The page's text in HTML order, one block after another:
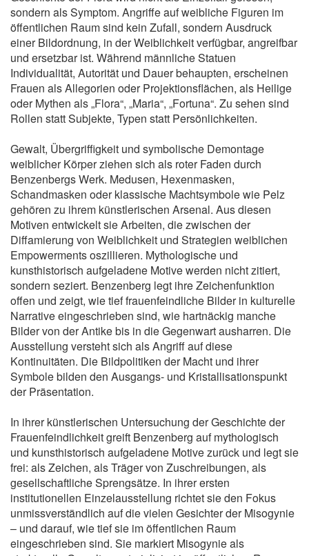
sondern als Symptom. Angriffe auf weibliche Figuren im
öffentlichen Raum sind kein Zufall, sondern Ausdruck
einer Bildordnung, in der Weiblichkeit verfügbar, angreifbar
und ersetzbar ist. Während männliche Statuen
Individualität, Autorität und Dauer behaupten, erscheinen
Frauen als Allegorien oder Projektionsflächen, als Heilige
oder Mythen als „Flora“, „Maria“, „Fortuna“. Zu sehen sind
Rollen statt Subjekte, Typen statt Persönlichkeiten.
Gewalt, Übergriffigkeit und symbolische Demontage
weiblicher Körper ziehen sich als roter Faden durch
Benzenbergs Werk. Medusen, Hexenmasken,
Schandmasken oder klassische Machtsymbole wie Pelz
gehören zu ihrem künstlerischen Arsenal. Aus diesen
Motiven entwickelt sie Arbeiten, die zwischen der
Diffamierung von Weiblichkeit und Strategien weiblichen
Empowerments oszillieren. Mythologische und
kunsthistorisch aufgeladene Motive werden nicht zitiert,
sondern seziert. Benzenberg legt ihre Zeichenfunktion
offen und zeigt, wie tief frauenfeindliche Bilder in kulturelle
Narrative eingeschrieben sind, wie hartnäckig manche
Bilder von der Antike bis in die Gegenwart ausharren. Die
Ausstellung versteht sich als Angriff auf diese
Kontinuitäten. Die Bildpolitiken der Macht und ihrer
Symbole bilden den Ausgangs- und Kristallisationspunkt
der Präsentation.
In ihrer künstlerischen Untersuchung der Geschichte der
Frauenfeindlichkeit greift Benzenberg auf mythologisch
und kunsthistorisch aufgeladene Motive zurück und legt sie
frei: als Zeichen, als Träger von Zuschreibungen, als
gesellschaftliche Sprengsätze. In ihrer ersten
institutionellen Einzelausstellung richtet sie den Fokus
unmissverständlich auf die vielen Gesichter der Misogynie
– und darauf, wie tief sie im öffentlichen Raum
eingeschrieben sind. Sie markiert Misogynie als